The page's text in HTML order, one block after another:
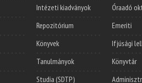
Intézeti kiadványok
Repozitórium
Könyvek
Tanulmányok
Studia (SDTP)
Óraadó
Emeriti
Ifjúsági
Könyvtár